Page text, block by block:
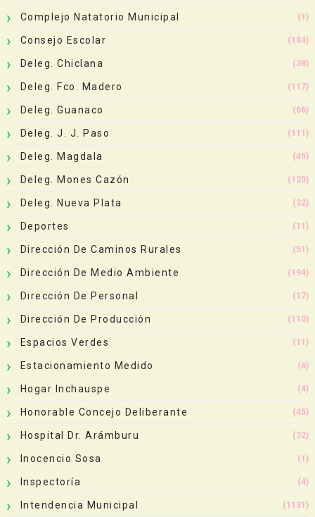
Complejo Natatorio Municipal (1)
Consejo Escolar (184)
Deleg. Chiclana (38)
Deleg. Fco. Madero (117)
Deleg. Guanaco (66)
Deleg. J. J. Paso (111)
Deleg. Magdala (45)
Deleg. Mones Cazón (120)
Deleg. Nueva Plata (32)
Deportes (11)
Dirección De Caminos Rurales (51)
Dirección De Medio Ambiente (194)
Dirección De Personal (17)
Dirección De Producción (110)
Espacios Verdes (11)
Estacionamiento Medido (6)
Hogar Inchauspe (4)
Honorable Concejo Deliberante (45)
Hospital Dr. Arámburu (32)
Inocencio Sosa (1)
Inspectoría (4)
Intendencia Municipal (1131)